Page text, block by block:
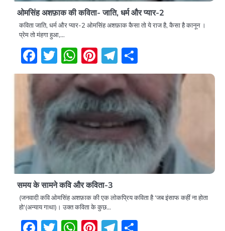
ओमसिंह अशफ़ाक की कविता- जाति, धर्म और प्यार-2
कविता जाति, धर्म और प्यार-2 ओमसिंह अशफ़ाक कैसा तो ये राज है, कैसा है कानून ।
प्रेम तो मंहगा हुआ,…
Facebook
Twitter
WhatsApp
Pinterest
Telegram
समय के सामने कवि और कविता-3
(जनवादी कवि ओमसिंह अशफ़ाक की एक लोकप्रिय कविता है ‘जब इंसाफ कहीं ना होता
हो'(अन्याय गाथा)। उक्त कविता के कुछ…